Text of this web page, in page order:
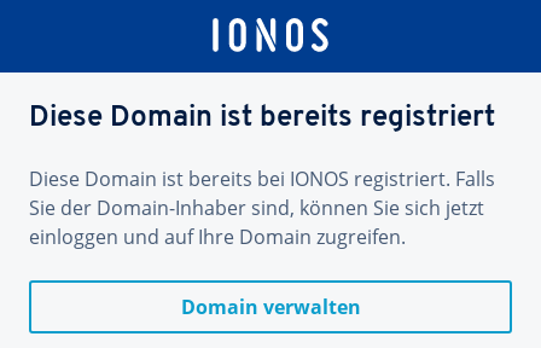
Diese Domain ist bereits registriert
Diese Domain ist bereits bei IONOS registriert. Falls
Sie der Domain-Inhaber sind, können Sie sich jetzt
einloggen und auf Ihre Domain zugreifen.
Domain verwalten